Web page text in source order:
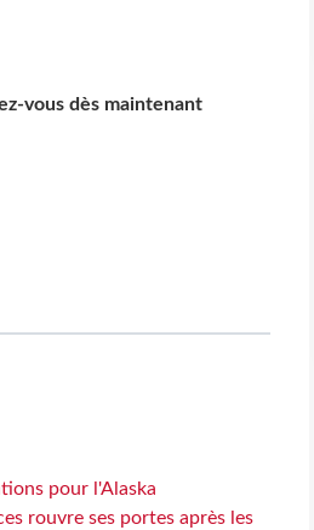
vous dès maintenant
pour l'Alaska
rouvre ses portes après les